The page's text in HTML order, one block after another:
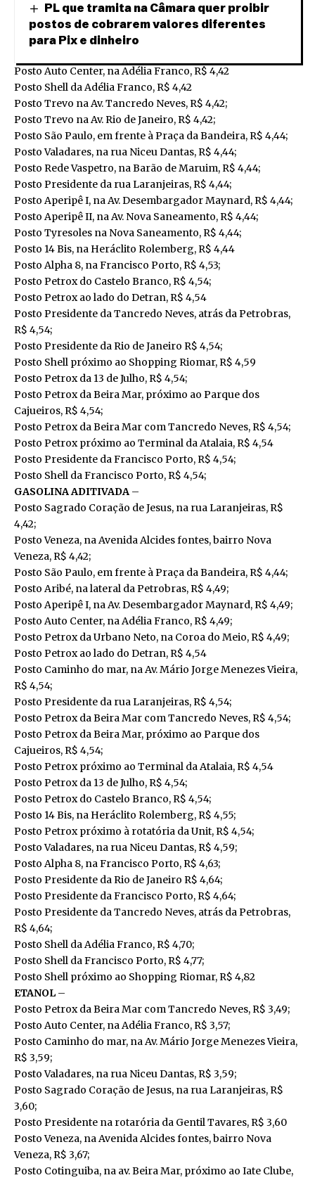
PL que tramita na Câmara quer proibir
postos de cobrarem valores diferentes
para Pix e dinheiro
Posto Auto Center, na Adélia Franco, R$ 4,42
Posto Shell da Adélia Franco, R$ 4,42
Posto Trevo na Av. Tancredo Neves, R$ 4,42;
Posto Trevo na Av. Rio de Janeiro, R$ 4,42;
Posto São Paulo, em frente à Praça da Bandeira, R$ 4,44;
Posto Valadares, na rua Niceu Dantas, R$ 4,44;
Posto Rede Vaspetro, na Barão de Maruim, R$ 4,44;
Posto Presidente da rua Laranjeiras, R$ 4,44;
Posto Aperipê I, na Av. Desembargador Maynard, R$ 4,44;
Posto Aperipê II, na Av. Nova Saneamento, R$ 4,44;
Posto Tyresoles na Nova Saneamento, R$ 4,44;
Posto 14 Bis, na Heráclito Rolemberg, R$ 4,44
Posto Alpha 8, na Francisco Porto, R$ 4,53;
Posto Petrox do Castelo Branco, R$ 4,54;
Posto Petrox ao lado do Detran, R$ 4,54
Posto Presidente da Tancredo Neves, atrás da Petrobras,
R$ 4,54;
Posto Presidente da Rio de Janeiro R$ 4,54;
Posto Shell próximo ao Shopping Riomar, R$ 4,59
Posto Petrox da 13 de Julho, R$ 4,54;
Posto Petrox da Beira Mar, próximo ao Parque dos
Cajueiros, R$ 4,54;
Posto Petrox da Beira Mar com Tancredo Neves, R$ 4,54;
Posto Petrox próximo ao Terminal da Atalaia, R$ 4,54
Posto Presidente da Francisco Porto, R$ 4,54;
Posto Shell da Francisco Porto, R$ 4,54;
GASOLINA ADITIVADA –
Posto Sagrado Coração de Jesus, na rua Laranjeiras, R$
4,42;
Posto Veneza, na Avenida Alcides fontes, bairro Nova
Veneza, R$ 4,42;
Posto São Paulo, em frente à Praça da Bandeira, R$ 4,44;
Posto Aribé, na lateral da Petrobras, R$ 4,49;
Posto Aperipê I, na Av. Desembargador Maynard, R$ 4,49;
Posto Auto Center, na Adélia Franco, R$ 4,49;
Posto Petrox da Urbano Neto, na Coroa do Meio, R$ 4,49;
Posto Petrox ao lado do Detran, R$ 4,54
Posto Caminho do mar, na Av. Mário Jorge Menezes Vieira,
R$ 4,54;
Posto Presidente da rua Laranjeiras, R$ 4,54;
Posto Petrox da Beira Mar com Tancredo Neves, R$ 4,54;
Posto Petrox da Beira Mar, próximo ao Parque dos
Cajueiros, R$ 4,54;
Posto Petrox próximo ao Terminal da Atalaia, R$ 4,54
Posto Petrox da 13 de Julho, R$ 4,54;
Posto Petrox do Castelo Branco, R$ 4,54;
Posto 14 Bis, na Heráclito Rolemberg, R$ 4,55;
Posto Petrox próximo à rotatória da Unit, R$ 4,54;
Posto Valadares, na rua Niceu Dantas, R$ 4,59;
Posto Alpha 8, na Francisco Porto, R$ 4,63;
Posto Presidente da Rio de Janeiro R$ 4,64;
Posto Presidente da Francisco Porto, R$ 4,64;
Posto Presidente da Tancredo Neves, atrás da Petrobras,
R$ 4,64;
Posto Shell da Adélia Franco, R$ 4,70;
Posto Shell da Francisco Porto, R$ 4,77;
Posto Shell próximo ao Shopping Riomar, R$ 4,82
ETANOL –
Posto Petrox da Beira Mar com Tancredo Neves, R$ 3,49;
Posto Auto Center, na Adélia Franco, R$ 3,57;
Posto Caminho do mar, na Av. Mário Jorge Menezes Vieira,
R$ 3,59;
Posto Valadares, na rua Niceu Dantas, R$ 3,59;
Posto Sagrado Coração de Jesus, na rua Laranjeiras, R$
3,60;
Posto Presidente na rotarória da Gentil Tavares, R$ 3,60
Posto Veneza, na Avenida Alcides fontes, bairro Nova
Veneza, R$ 3,67;
Posto Cotinguiba, na av. Beira Mar, próximo ao Iate Clube,